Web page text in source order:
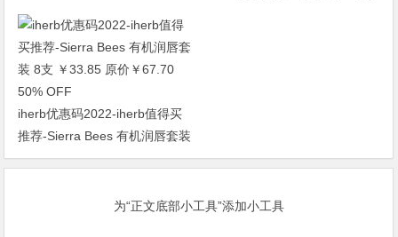
iherb优惠码2022-iherb值得买
推荐-Sierra Bees 有机润唇套装
8支 ￥33.85 原价￥67.70 50%
为“正文底部小工具”添加小工具